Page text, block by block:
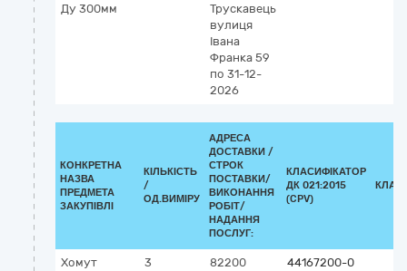
Ду 300мм
Трускавець
вулиця
Івана
Франка 59
по 31-12-
2026
КОНКРЕТНА
НАЗВА
ПРЕДМЕТА
ЗАКУПІВЛІ
КІЛЬКІСТЬ
/
ОД.ВИМІРУ
АДРЕСА
ДОСТАВКИ /
СТРОК
ПОСТАВКИ/
ВИКОНАННЯ
РОБІТ/
НАДАННЯ
ПОСЛУГ:
КЛАСИФІКАТОР
ДК 021:2015
(CPV)
Хомут
3
82200
44167200-0